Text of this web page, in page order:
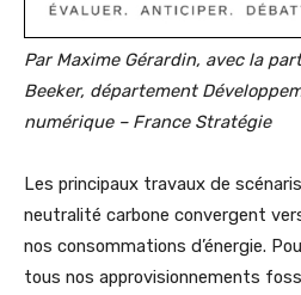
Par Maxime Gérardin, avec la
Beeker, département
numérique – France Stratégie
Les principaux travaux de
neutralité carbone convergent
nos consommations d’énergie.
tous nos approvisionnements